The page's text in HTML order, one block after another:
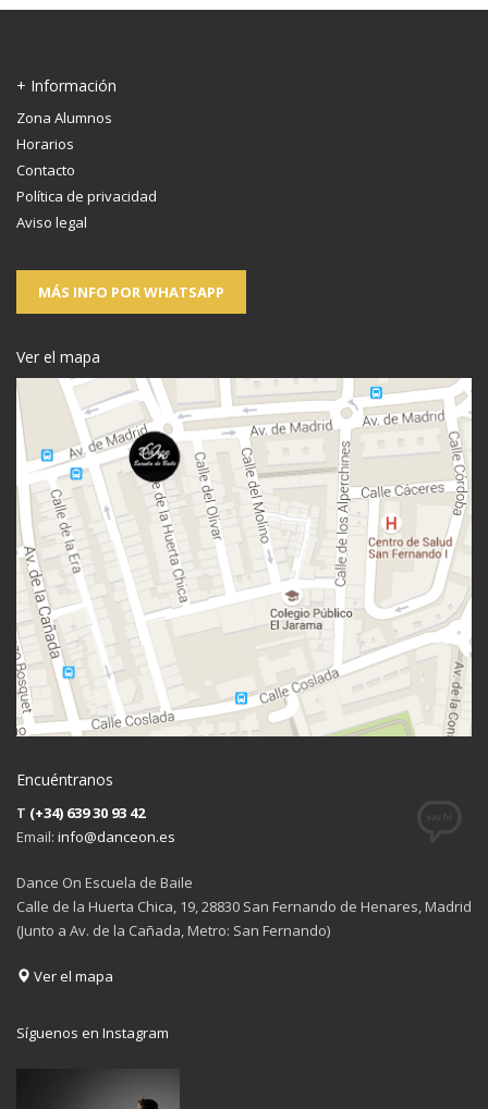
+ Información
Zona Alumnos
Horarios
Contacto
Política de privacidad
Aviso legal
MÁS INFO POR WHATSAPP
Ver el mapa
Encuéntranos
T (+34) 639 30 93 42
Email: info@danceon.es
Dance On Escuela de Baile
Calle de la Huerta Chica, 19, 28830 San Fernando de Henares, Madrid
(Junto a Av. de la Cañada, Metro: San Fernando)
Ver el mapa
Síguenos en Instagram